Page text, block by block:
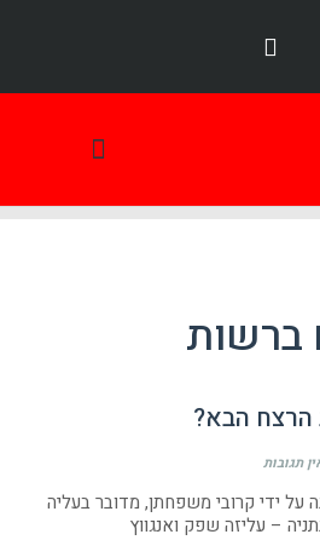
ברשות
הרצח הבא?
תגובות
על ידי קרובי משפחתן, מדובר בעליה
– עליזה שפק ואנגווץ